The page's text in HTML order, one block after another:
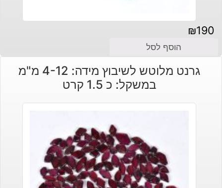
₪190
הוסף לסל
גרנט מלוטש לשיבוץ מידה: 4-12 מ"מ
במשקל: כ 1.5 קרט